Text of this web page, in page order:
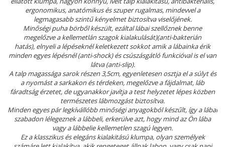
Női szandál - Leon
Férfi nyitott papucs
NYÁRI NŐI LÁBBELI KOLLEKCIÓ
Szandál
NYARI FÉRFI LÁBBELI KOLLEKCIÓ
GYEREK SZANDÁL ÉS PAPUCS
STERILIZÁLHATÓ KLUMPA
TÉLI GYAPJÚ PAPUCSOK - női és
ergonomikus, anatómikus és szuper rugalmas, mindevvel a
legmagasabb szintű kényelmet biztosítva viselőjének.
Minőségi puha börből készült, ezáltal lábai szellőznek benne
megelőzve a kellemetlán szagok kialakulását)(anti-bakterián
hatás), elnyeli a lépéseknél keletkezett sokkot amik a lábainka érik
minden egyes lépésnél (anti-shock) és csúszásgátló funkcióval is el van
látva (anti-slip).
A talp magassága sarok részen 3,5cm, egyenletesen osztja el a súlyt és
a nyomást a sarkakon és térdeken, megelőzve a fájdalmat, láb
fáradtság érzetet, de ugyanakkor javítja a test helyzetet lépes közben
természetes lábmozgást biztosítva.
Minden egyes pár legkívállóbb minőségi anyagokból készűlt, így a lábai
szabadon lélegeznek a lábbeli, erkerülve azt, hogy mind az Ön lába
vagy a lábbelie kellemetlen szagú legyen.
Ez a klasszikus és elegáns kialakitású klumpa, olyan személyek